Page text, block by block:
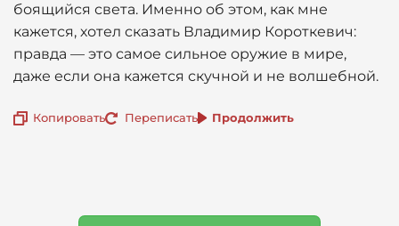
боящийся света. Именно об этом, как мне
кажется, хотел сказать Владимир Короткевич:
правда — это самое сильное оружие в мире,
даже если она кажется скучной и не волшебной.
Копировать Переписать Продолжить